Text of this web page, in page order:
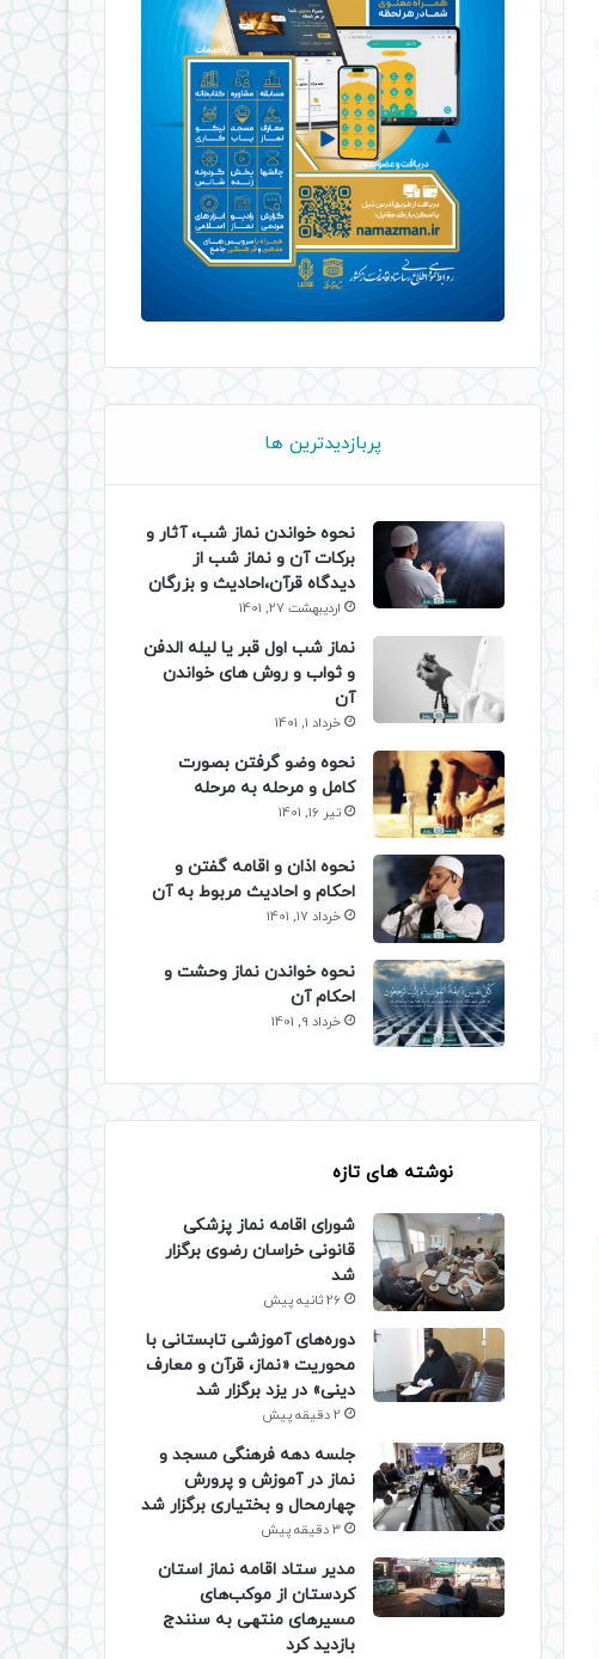
پربازدیدترین ها
نحوه خواندن نماز شب، آثار و
برکات آن و نماز شب از
دیدگاه قرآن،احادیث و بزرگان
اردیبهشت 27, 1401
نماز شب اول قبر یا لیله الدفن
و ثواب و روش های خواندن
آن
خرداد 1, 1401
نحوه وضو گرفتن بصورت
کامل و مرحله به مرحله
تیر 16, 1401
نحوه اذان و اقامه گفتن و
احکام و احادیث مربوط به آن
خرداد 17, 1401
نحوه خواندن نماز وحشت و
احکام آن
خرداد 9, 1401
نوشته های تازه
شورای اقامه نماز پزشکی
قانونی خراسان رضوی برگزار
شد
26 ثانیه پیش
دوره‌های آموزشی تابستانی با
محوریت «نماز، قرآن و معارف
دینی» در یزد برگزار شد
2 دقیقه پیش
جلسه دهه فرهنگی مسجد و
نماز در آموزش و پرورش
چهارمحال و بختیاری برگزار شد
3 دقیقه پیش
مدیر ستاد اقامه نماز استان
کردستان از موکب‌های
مسیرهای منتهی به سنندج
بازدید کرد